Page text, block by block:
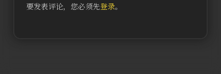
要发表评论，您必须先登录。